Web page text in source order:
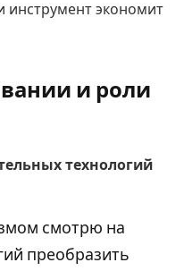
инструмент экономит
и роли
технологий
смотрю на
преобразить